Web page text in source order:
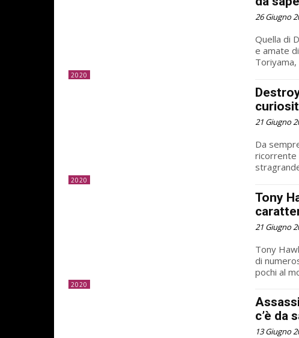
2020
26 Giugno
Quella di
e amate
Toriyama,
2020
21 Giugno
Da
ricorrente
2020
Tony
21 Giugno
Tony
di
pochi al
c’è da
13 Giugno